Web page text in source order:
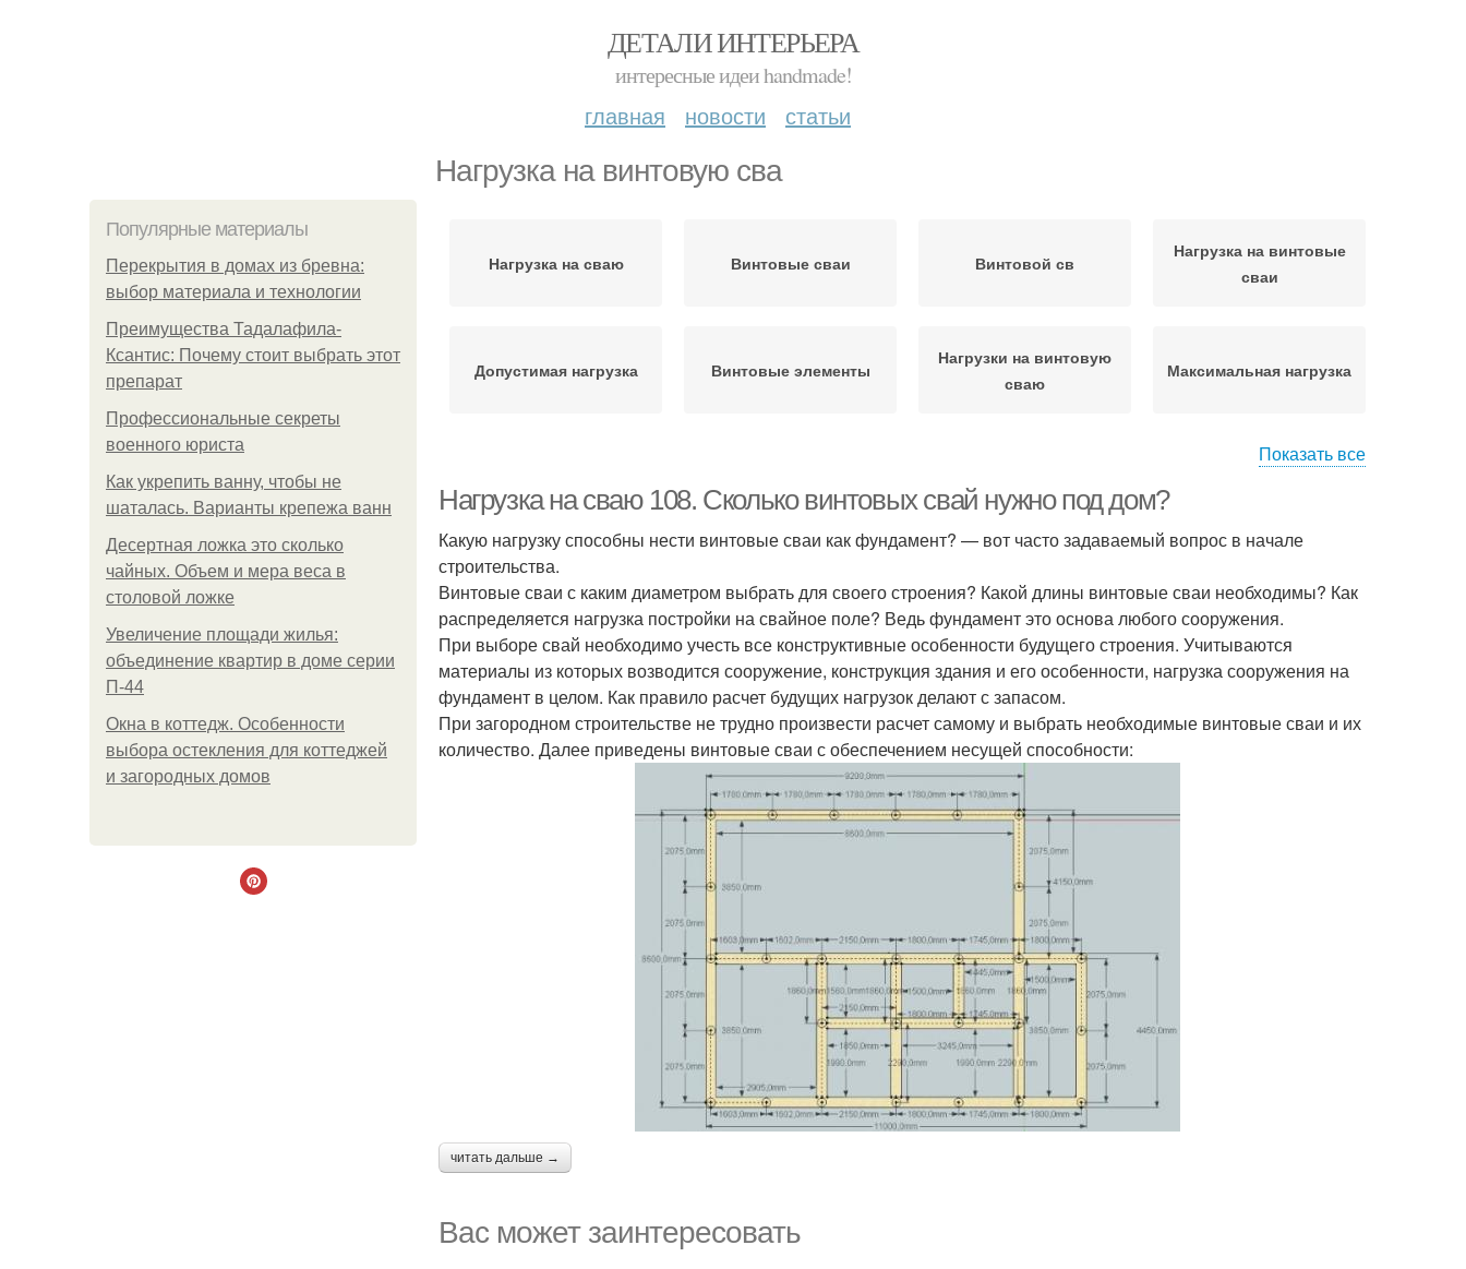
ДЕТАЛИ ИНТЕРЬЕРА
интересные идеи handmade!
главная новости статьи
Нагрузка на винтовую сва
Популярные материалы
Перекрытия в домах из бревна:
выбор материала и технологии
Преимущества Тадалафила-
Ксантис: Почему стоит выбрать этот
препарат
Профессиональные секреты
военного юриста
Как укрепить ванну, чтобы не
шаталась. Варианты крепежа ванн
Десертная ложка это сколько
чайных. Объем и мера веса в
столовой ложке
Увеличение площади жилья:
объединение квартир в доме серии
П-44
Окна в коттедж. Особенности
выбора остекления для коттеджей
и загородных домов
Нагрузка на сваю Винтовые сваи Винтовой св
Нагрузка на винтовые
сваи
Допустимая нагрузка Винтовые элементы
Нагрузки на винтовую
сваю
Максимальная нагрузка
сваи
свай
Показать все
Нагрузка на сваю 108. Сколько винтовых свай нужно под дом?
Какую нагрузку способны нести винтовые сваи как фундамент? — вот часто задаваемый вопрос в начале
строительства.
Винтовые сваи с каким диаметром выбрать для своего строения? Какой длины винтовые сваи необходимы? Как
распределяется нагрузка постройки на свайное поле? Ведь фундамент это основа любого сооружения.
При выборе свай необходимо учесть все конструктивные особенности будущего строения. Учитываются
материалы из которых возводится сооружение, конструкция здания и его особенности, нагрузка сооружения на
фундамент в целом. Как правило расчет будущих нагрузок делают с запасом.
При загородном строительстве не трудно произвести расчет самому и выбрать необходимые винтовые сваи и их
количество. Далее приведены винтовые сваи с обеспечением несущей способности:
читать дальше →
Вас может заинтересовать